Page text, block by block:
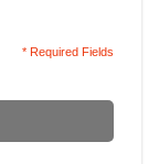
* Required Fields